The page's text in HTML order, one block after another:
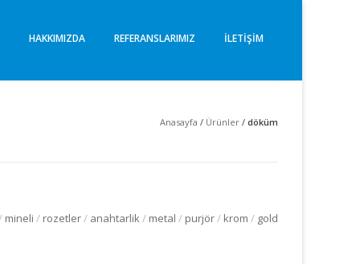
HAKKIMIZDA REFERANSLARIMIZ İLETIŞIM
Anasayfa / Ürünler / döküm
mineli / rozetler/ anahtarlik/ metal / purjör/ krom / gold